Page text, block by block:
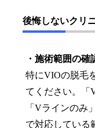
後悔しないクリ
・施術範囲の確
特にVIOの脱毛
てください。「
「Vラインのみ
で対応している